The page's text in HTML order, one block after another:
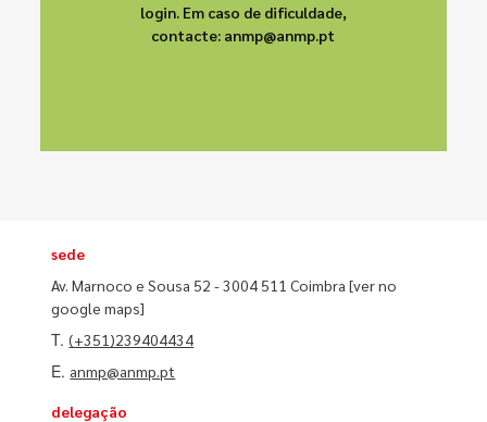
login. Em caso de dificuldade,
contacte: anmp@anmp.pt
sede
Av. Marnoco e Sousa 52 - 3004 511 Coimbra[ver no
google maps]
T.(+351)239404434
E. anmp@anmp.pt
delegação